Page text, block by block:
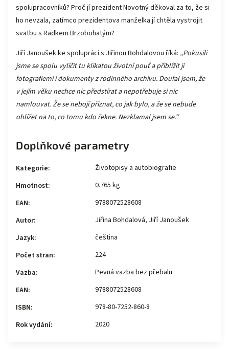
spolupracovníků? Proč jí prezident Novotný děkoval za to, že si
ho nevzala, zatímco prezidentova manželka jí chtěla vystrojit
svatbu s Radkem Brzobohatým?
Jiří Janoušek ke spolupráci s Jiřinou Bohdalovou říká: „Pokusili
jsme se spolu vylíčit tu klikatou životní pouť a přiblížit ji
fotografiemi i dokumenty z rodinného archivu. Doufal jsem, že
v jejím věku nechce nic předstírat a nepotřebuje si nic
namlouvat. Že se nebojí přiznat, co jak bylo, a že se nebude
ohlížet na to, co tomu kdo řekne. Nezklamal jsem se.“
Doplňkové parametry
Kategorie:
Životopisy a autobiografie
Hmotnost:
0.765 kg
EAN:
9788072528608
Autor:
Jiřina Bohdalová, Jiří Janoušek
Jazyk:
čeština
Počet stran:
224
Vazba:
Pevná vazba bez přebalu
EAN:
9788072528608
ISBN:
978-80-7252-860-8
Rok vydání: 2020